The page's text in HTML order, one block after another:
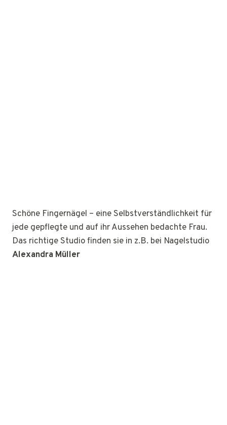
Schöne Fingernägel – eine Selbstverständlichkeit für
jede gepflegte und auf ihr Aussehen bedachte Frau.
Das richtige Studio finden sie in z.B. bei Nagelstudio
Alexandra Müller